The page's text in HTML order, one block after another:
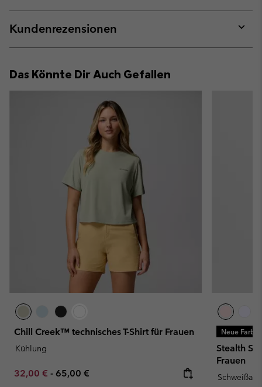
or
Kundenrezensionen
or
Das Könnte Dir Auch Gefallen
Chill Creek™ technisches T-Shirt für Frauen
Kühlung
Minimum sale price:
32,00 € - Maximum price:
65,00 €
Neue
Stealth
Frauen